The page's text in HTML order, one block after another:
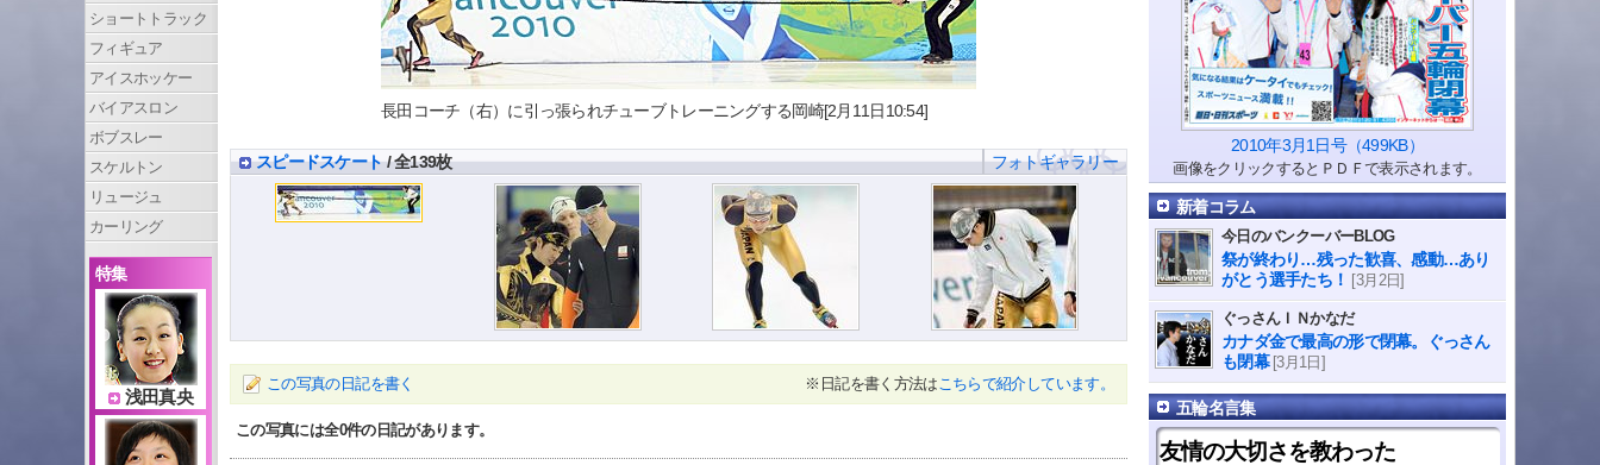
長田コーチ（右）に引っ張られチューブトレーニングする岡崎[2月11日10:54]
スピードスケート/ 全139枚 フォトギャラリー
この写真の日記を書く ※日記を書く方法は こちらで紹介しています。
この写真には全0件の日記があります。
ショートトラック
フィギュア
アイスホッケー
バイアスロン
ボブスレー
スケルトン
リュージュ
カーリング
特集
浅田真央
2010年3月1日号（499KB）
画像をクリックするとＰＤＦで表示されます。
新着コラム
今日のバンクーバーBLOG
祭が終わり…残った歓喜、感動…あり
がとう選手たち！ [3月2日]
ぐっさんＩＮかなだ
カナダ金で最高の形で閉幕。ぐっさん
も閉幕 [3月1日]
五輪名言集
友情の大切さを教わった